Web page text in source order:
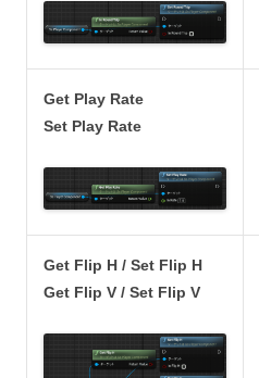
Get Play Rate
Set Play Rate
Get Flip H / Set Flip H
Get Flip V / Set Flip V